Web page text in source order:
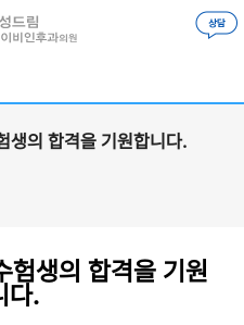
생의 합격을 기원합니다.
험생의 합격을 기원
다.